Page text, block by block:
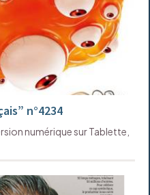
n°4234
numérique sur Tablette,